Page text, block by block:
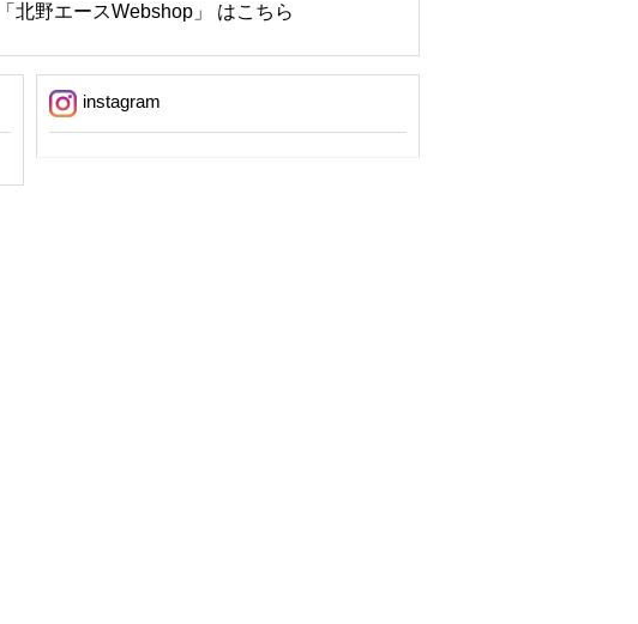
北野エースWebshop」 はこちら
instagram